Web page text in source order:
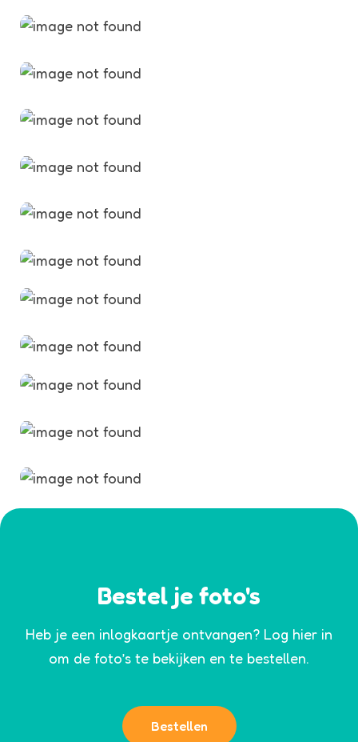
Bestel je foto's
Heb je een inlogkaartje ontvangen? Log hier in
om de foto’s te bekijken en te bestellen.
Bestellen